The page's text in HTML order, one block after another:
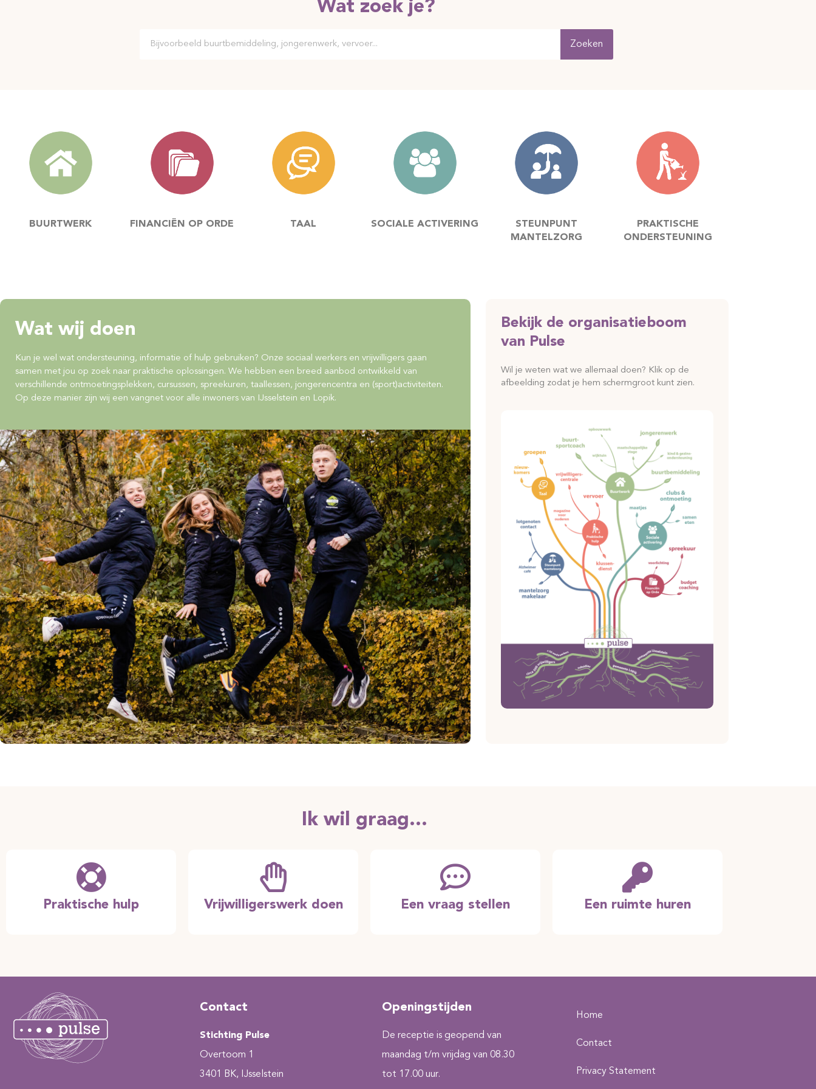
Wat zoek je?
Zoeken
BUURTWERK FINANCIËN OP ORDE TAAL SOCIALE ACTIVERING
STEUNPUNT
MANTELZORG
PRAKTISCHE
ONDERSTEUNING
Wat wij doen
Kun je wel wat ondersteuning, informatie of hulp gebruiken? Onze sociaal werkers en vrijwilligers gaan
samen met jou op zoek naar praktische oplossingen. We hebben een breed aanbod ontwikkeld van
verschillende ontmoetingsplekken, cursussen, spreekuren, taallessen, jongerencentra en (sport)activiteiten.
Op deze manier zijn wij een vangnet voor alle inwoners van IJsselstein en Lopik.
Bekijk de organisatieboom
van Pulse
Wil je weten wat we allemaal doen? Klik op de
afbeelding zodat je hem schermgroot kunt zien.
Ik wil graag...
Praktische hulp Vrijwilligerswerk doen Een vraag stellen Een ruimte huren
Contact
Stichting Pulse
Overtoom 1
3401 BK, IJsselstein
Openingstijden
De receptie is geopend van
maandag t/m vrijdag van 08.30
tot 17.00 uur.
Home
Contact
Privacy Statement